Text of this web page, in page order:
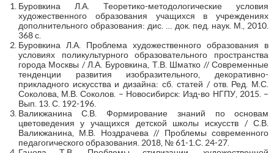
Буровкина Л.А. Теоретико-методологические условия
художественного образования учащихся в учреждениях
дополнительного образования: дис. … док. пед. наук. М., 2010.
368 с.
Буровкина Л.А. Проблема художественного образования в
условиях поликультурного образовательного пространства
города Москвы / Л.А. Буровкина, Т.В. Шматко // Современные
тенденции развития изобразительного, декоративно-
прикладного искусства и дизайна: сб. статей / отв. Ред. М.С.
Соколова, М.В. Соколов. – Новосибирск: Изд-во НГПУ, 2015. –
Вып. 13. С. 192-196.
Валикжанина С.В. Формирование знаний по основам
цветоведения у учащихся детской школы искусств / С.В.
Валикжанина, М.В. Ноздрачева // Проблемы современного
педагогического образования. 2018, № 61-1.С. 24-27.